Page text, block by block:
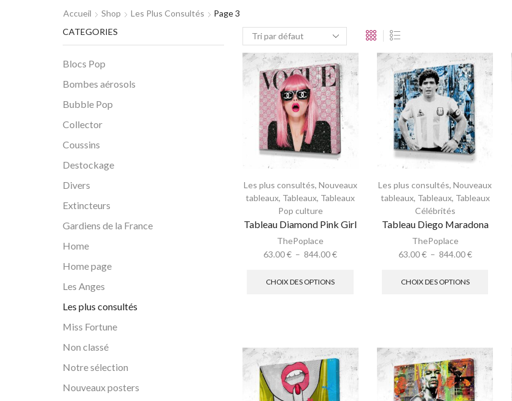
Accueil Shop Les Plus Consultés Page 3
Les plus consultés, Nouveaux
tableaux, Tableaux, Tableaux
Pop culture
Tableau Diamond Pink Girl
ThePoplace
63.00€ – 844.00€
CHOIX DES OPTIONS
Les plus consultés,Nouveaux
tableaux, Tableaux, Tableaux
Célébrités
Tableau Diego Maradona
ThePoplace
63.00€ – 844.00€
CHOIX DES OPTIONS
CATEGORIES
Blocs Pop
Bombes aérosols
Bubble Pop
Collector
Coussins
Destockage
Divers
Extincteurs
Gardiens de la France
Home
Home page
Les Anges
Les plus consultés
Miss Fortune
Non classé
Notre sélection
Nouveaux posters